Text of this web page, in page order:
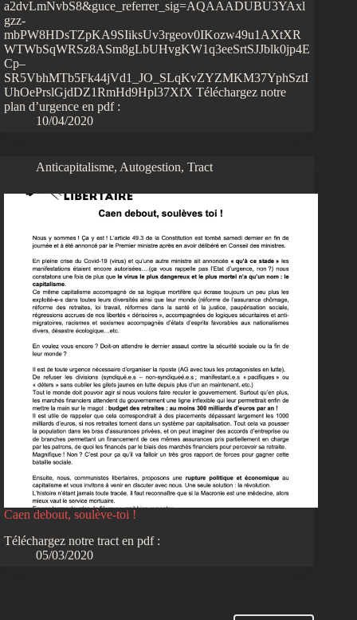
a2dvLmNvbS8&guce_referrer_sig=AQAAADUBU3YAxl
gzz-
mbPW8HDsTZpKA9SIiksUv3rgeov0IKozw49u1AXtXR
WTWbSqWRSz8ASm8gLbUHvgKW1q3eeSrtSJJblk0jp4E
Cp–
SR5VbhMTb5Fk44jVd1_JO_SLqKvZYZMKM37YphSztI
UhOePrslGjdDZ1RmHd9Hpl37XfX Téléchargez notre
plan d’urgence en pdf :
10/04/2020
Anticapitalisme, Autogestion, Tract
Caen debout, soulève-toi !
Téléchargez notre tract en pdf :
05/03/2020